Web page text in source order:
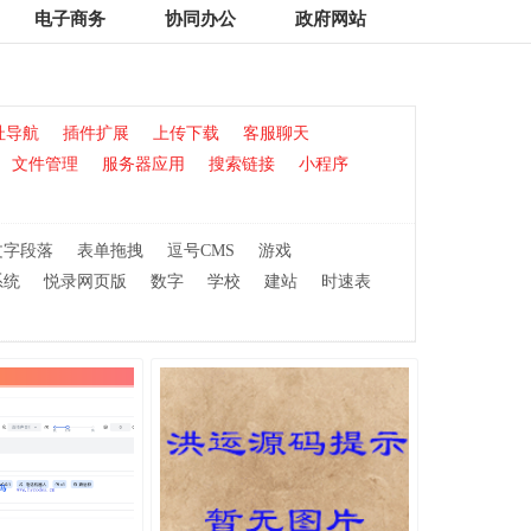
电子商务 协同办公 政府网站
导航 插件扩展 上传下载
客服聊天
文件管理
服务器应用 搜索链接 小程序
字段落 表单拖拽 逗号CMS
游戏
统
悦录网页版 数字 学校 建站 时速表